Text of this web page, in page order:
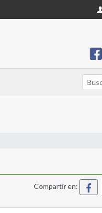
Compartir en: